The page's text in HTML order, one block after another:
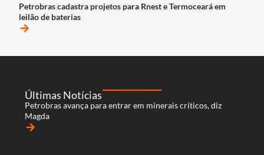
Petrobras cadastra projetos para Rnest e Termoceará em
leilão de baterias
arrow_forward
Últimas Notícias
Petrobras avança para entrar em minerais críticos, diz
Magda
arrow_forward